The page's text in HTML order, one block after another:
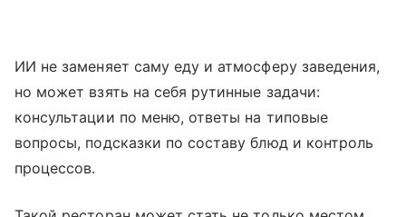
ИИ не заменяет саму еду и атмосферу заведения,
но может взять на себя рутинные задачи:
консультации по меню, ответы на типовые
вопросы, подсказки по составу блюд и контроль
процессов.